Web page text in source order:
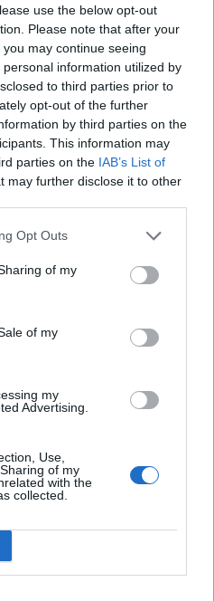
use the below opt-out
Please note that after your
may continue seeing
information utilized by
to third parties prior to
opt-out of the further
by third parties on the
This information may
parties on the IAB’s List of
may further disclose it to other
Opt Outs
of my
of my
my
Advertising.
Use,
of my
with the
collected.
Σε κινεζική… πολιορκία η
ευρωπαϊκή
αυτοκινητοβιομηχανία
της αποδοτικότητας
Ο Γιάννης Αγραβάνης στον Βίκο
«προίκα» 2 δισ. ευρώ ανοίγει
Deloitte Ελλάδος:
Χρηματοοικονομικός
ενέργειας